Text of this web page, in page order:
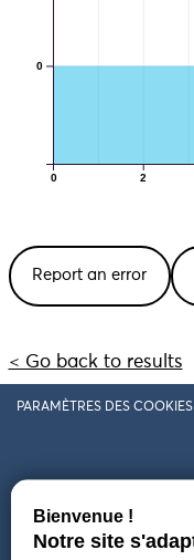
0 2
0
Report an error
< Go back to results
PARAMÈTRES DES COOKIES
Follow us